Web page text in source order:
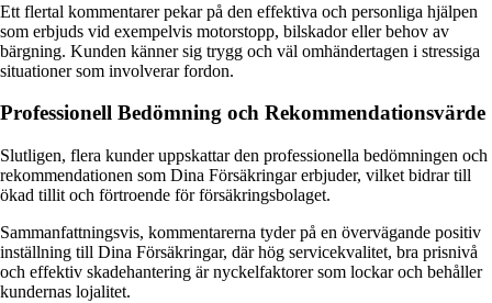
Ett flertal kommentarer pekar på den effektiva och personliga hjälpen
som erbjuds vid exempelvis motorstopp, bilskador eller behov av
bärgning. Kunden känner sig trygg och väl omhändertagen i stressiga
situationer som involverar fordon.
Professionell Bedömning och Rekommendationsvärde
Slutligen, flera kunder uppskattar den professionella bedömningen och
rekommendationen som Dina Försäkringar erbjuder, vilket bidrar till
ökad tillit och förtroende för försäkringsbolaget.
Sammanfattningsvis, kommentarerna tyder på en övervägande positiv
inställning till Dina Försäkringar, där hög servicekvalitet, bra prisnivå
och effektiv skadehantering är nyckelfaktorer som lockar och behåller
kundernas lojalitet.